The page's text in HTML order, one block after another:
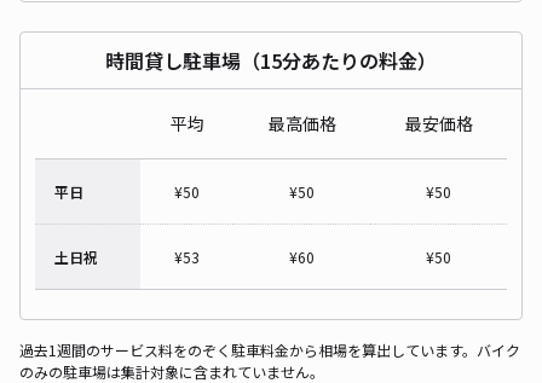
時間貸し駐車場（15分あたりの料金）
平均 最高価格 最安価格
平日 ¥50 ¥50 ¥50
土日祝 ¥53 ¥60 ¥50
過去1週間のサービス料をのぞく駐車料金から相場を算出しています。バイク
のみの駐車場は集計対象に含まれていません。